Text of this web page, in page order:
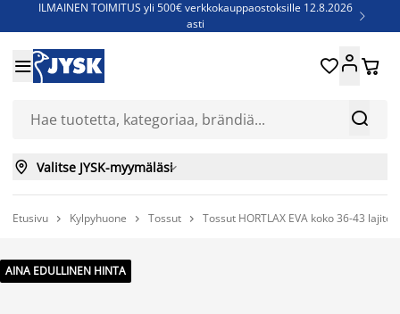
ILMAINEN TOIMITUS yli 500€ verkkokauppaostoksille 12.8.2026
asti

Jenkkisänkyjä - Säästä jopa 60%


 
 Valitse JYSK-myymäläsi
Etusivu  Kylpyhuone  Tossut  Tossut HORTLAX EVA koko 36-43
AINA EDULLINEN HINTA